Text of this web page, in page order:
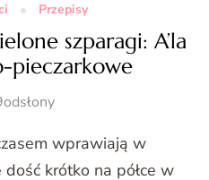
Przepisy
szparagi: A’la
pieczarkowe
wprawiają w
krótko na półce w